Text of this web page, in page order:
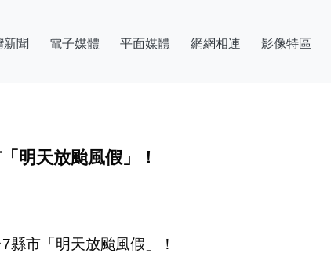
新聞 電子媒體 平面媒體 網網相連 影像特區
明天放颱風假」！
市「明天放颱風假」！